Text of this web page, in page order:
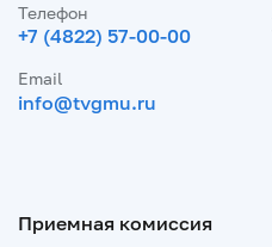
Телефон
+7 (4822) 57-00-00
Email
info@tvgmu.ru
Приемная комиссия